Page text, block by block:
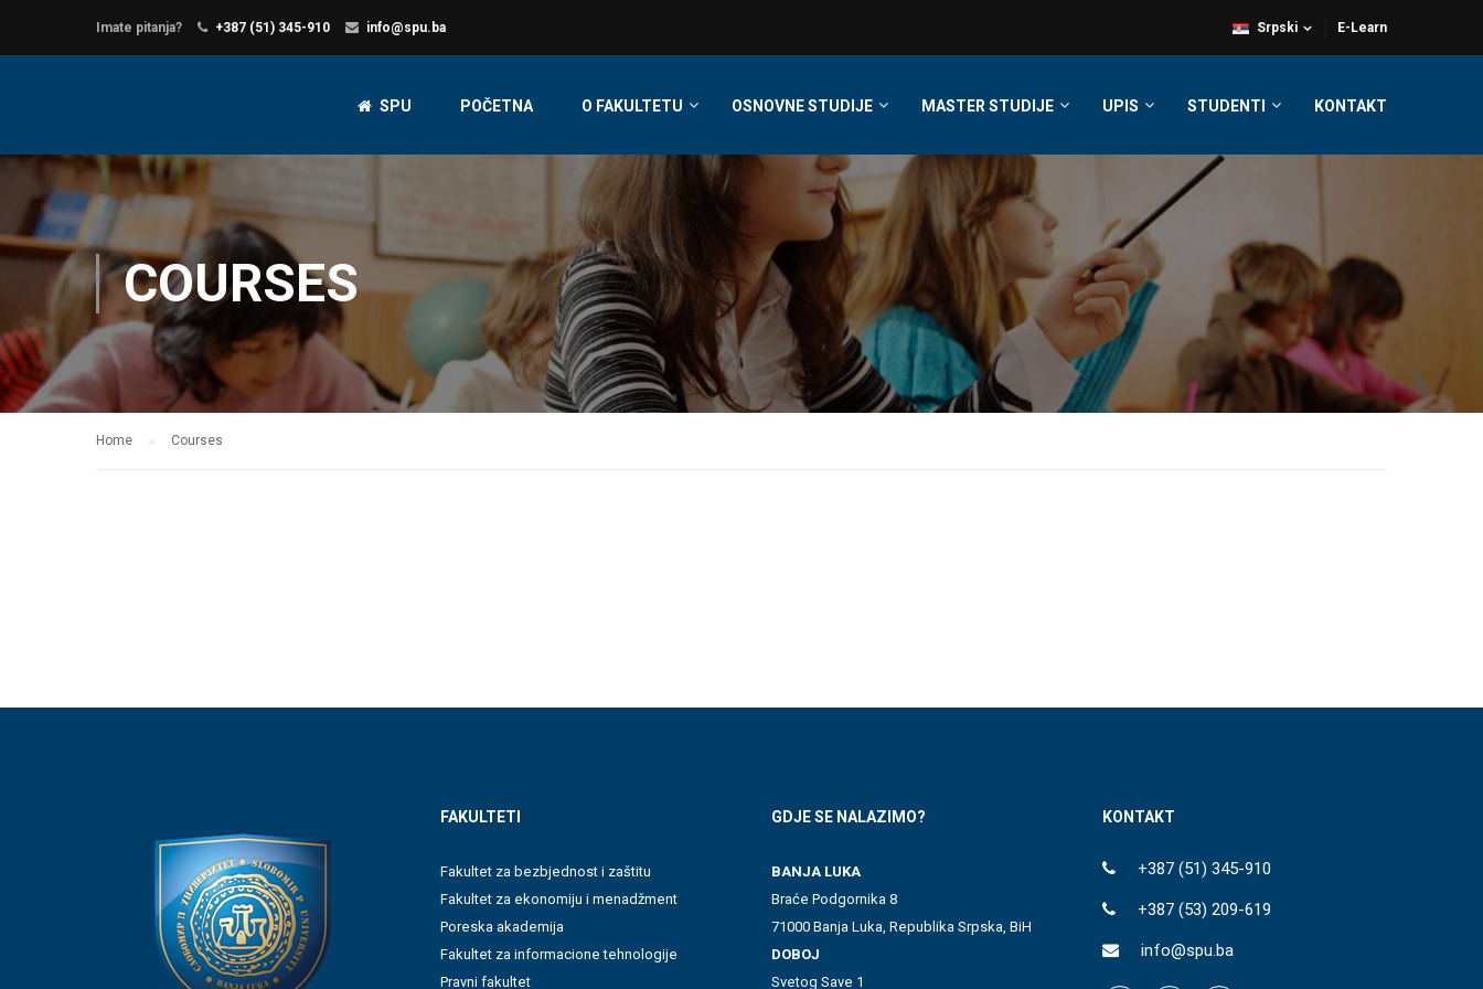
Imate pitanja? +387 (51) 345-910 info@spu.ba E-Learn
Srpski
SPU POČETNA O FAKULTETU OSNOVNE STUDIJE MASTER STUDIJE UPIS STUDENTI KONTAKT
COURSES
Home Courses
FAKULTETI
Fakultet za bezbjednost i zaštitu
Fakultet za ekonomiju i menadžment
Poreska akademija
Fakultet za informacione tehnologije
Pravni fakultet
GDJE SE NALAZIMO?
BANJA LUKA
Braće Podgornika 8
71000 Banja Luka, Republika Srpska, BiH
DOBOJ
Svetog Save 1
KONTAKT
+387 (51) 345-910
+387 (53) 209-619
info@spu.ba